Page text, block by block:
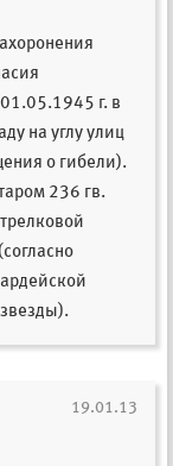
г. в
на углу улиц
о гибели).
236 гв.
19.01.13